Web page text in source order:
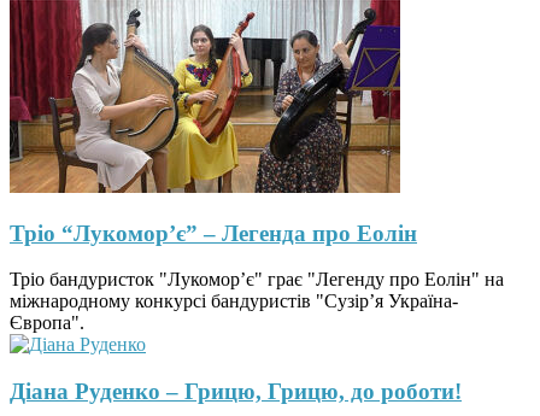
Тріо “Лукомор’є” – Легенда про Еолін
Тріо бандуристок "Лукомор’є" грає "Легенду про Еолін" на
міжнародному конкурсі бандуристів "Сузір’я Україна-
Європа".
Дiана Руденко – Грицю, Грицю, до роботи!